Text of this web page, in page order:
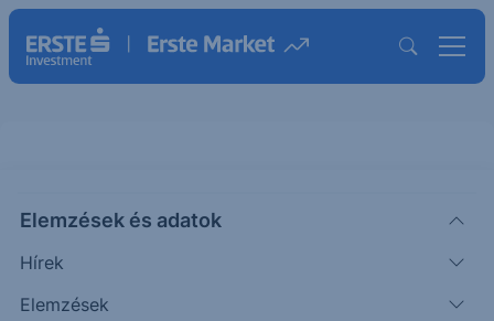
Elemzések és adatok
Hírek
Elemzések
TALK(USA)
TalkSpace